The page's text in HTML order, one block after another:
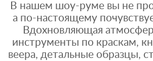
В нашем шоу-руме вы не
а по-настоящему
Вдохновляющая
инструменты по краскам,
веера, детальные образцы,